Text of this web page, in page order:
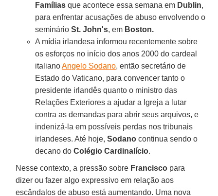
Famílias que acontece essa semana em Dublin,
para enfrentar acusações de abuso envolvendo o
seminárioSt. John's, em Boston.
A mídia irlandesa informou recentemente sobre
os esforços no início dos anos 2000 do cardeal
italianoAngelo Sodano, então secretário de
Estado do Vaticano, para convencer tanto o
presidente irlandês quanto o ministro das
Relações Exteriores a ajudar a Igreja a lutar
contra as demandas para abrir seus arquivos, e
indenizá-la em possíveis perdas nos tribunais
irlandeses. Até hoje,Sodano continua sendo o
decano doColégio Cardinalício.
Nesse contexto, a pressão sobre Francisco para
dizer ou fazer algo expressivo em relação aos
escândalos de abuso está aumentando. Uma nova